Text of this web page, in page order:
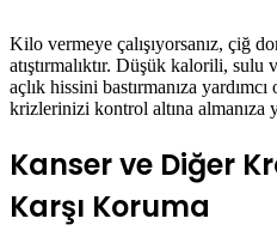
Kilo vermeye çalışıyorsanız, çiğ
atıştırmalıktır. Düşük kalorili, sulu
açlık hissini bastırmanıza
krizlerinizi kontrol altına almanıza
Kanser ve Diğer
Karşı Koruma